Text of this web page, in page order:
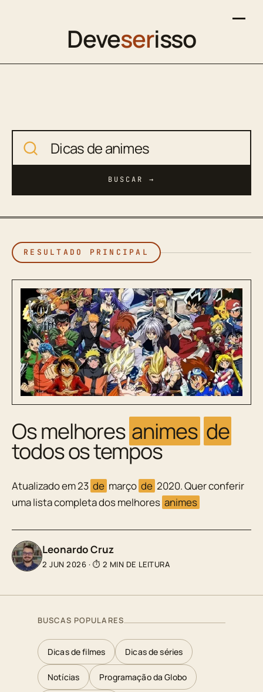
Deveserisso
Buscar no site
BUSCAR →
RESULTADO PRINCIPAL
Os melhores animes de
todos os tempos
Atualizado em 23 de março de 2020. Quer conferir
uma lista completa dos melhores animes
Leonardo Cruz
2 JUN 2026 · ⏱ 2 MIN DE LEITURA
BUSCAS POPULARES
Dicas de filmes Dicas de séries
Notícias Programação da Globo